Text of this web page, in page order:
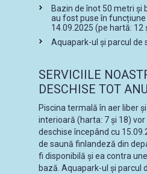
Bazin de înot 50 metri și
au fost puse în
14.09.2025 (pe hartă: 12
Aquapark-ul și parcul de
SERVICIILE
DESCHISE TOT
Piscina termală în aer liber
interioară (harta: 7 și 18)
deschise începând cu
de saună finlandeză din
fi disponibilă și ea contra
bază. Aquapark-ul și parcul